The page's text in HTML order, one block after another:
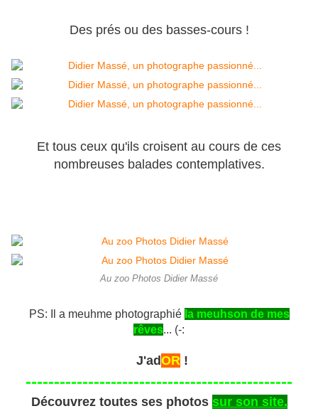
Des prés ou des basses-cours !
Et tous ceux qu'ils croisent au cours de ces
nombreuses balades contemplatives.
Au zoo Photos Didier Massé
PS: Il a meuhme photographié la meuhson de mes
rêves... (-:
J'adOR !
-----------------------------------------------
Découvrez toutes ses photos sur son site.